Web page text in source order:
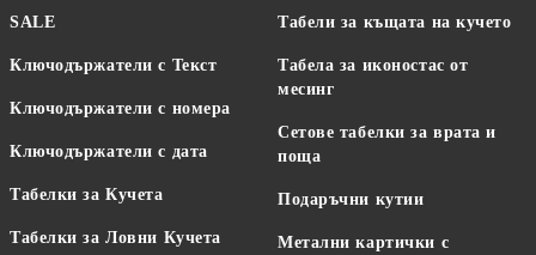
SALE
Ключодържатели с Текст
Ключодържатели с номера
Ключодържатели с дата
Табелки за Кучета
Табелки за Ловни Кучета
Табели за къщата на кучето
Табела за иконостас от
месинг
Сетове табелки за врата и
поща
Подаръчни кутии
Метални картички с